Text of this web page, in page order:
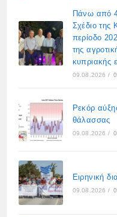
Πάνω από
Σχέδιο της
περίοδο
της
κυπριακής
09.08.2026 /
Ρεκόρ
θάλασσας
09.08.2026 /
Ειρηνική
09.08.2026 /